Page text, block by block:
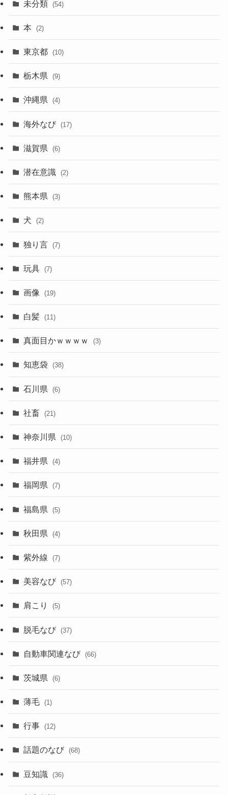
未分類 (54)
本 (2)
東京都 (10)
栃木県 (9)
沖縄県 (4)
海外なび (17)
滋賀県 (6)
潜在意識 (2)
熊本県 (3)
犬 (2)
独り言 (7)
玩具 (7)
画像 (19)
白髪 (11)
真面目かｗｗｗｗ (3)
知恵袋 (38)
石川県 (6)
社畜 (21)
神奈川県 (10)
福井県 (4)
福岡県 (7)
福島県 (5)
秋田県 (4)
紫外線 (7)
美容なび (57)
肩こり (5)
脱毛なび (37)
自動車関連なび (66)
茨城県 (6)
薄毛 (1)
行事 (12)
話題のなび (68)
豆知識 (36)